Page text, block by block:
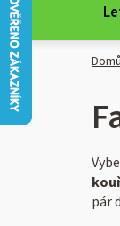
Domů
pár